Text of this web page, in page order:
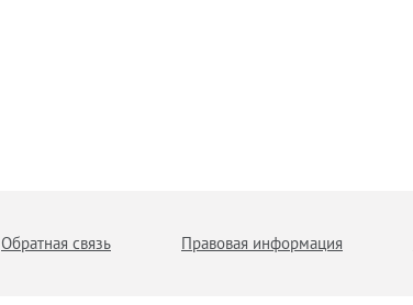
Обратная связь Правовая информация